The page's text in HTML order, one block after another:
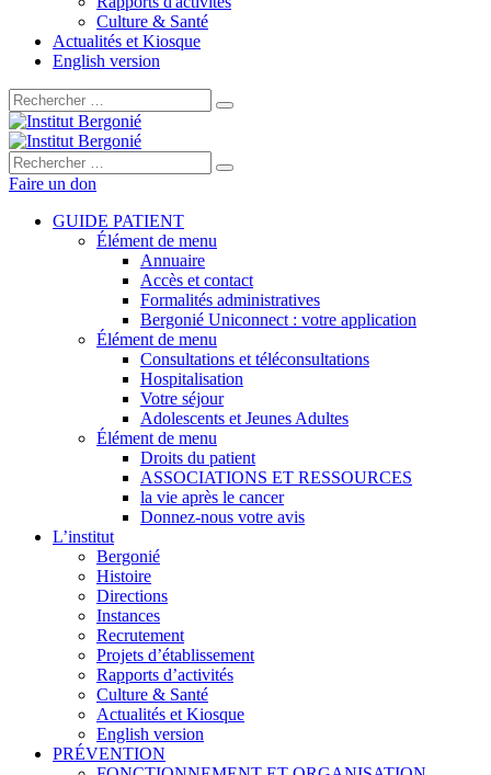
Culture & Santé
Actualités et Kiosque
English version
Rechercher :
Rechercher :
Faire un don
GUIDE PATIENT
Élément de menu
Annuaire
Accès et contact
Formalités administratives
Bergonié Uniconnect : votre application
Élément de menu
Consultations et téléconsultations
Hospitalisation
Votre séjour
Adolescents et Jeunes Adultes
Élément de menu
Droits du patient
ASSOCIATIONS ET RESSOURCES
la vie après le cancer
Donnez-nous votre avis
L’institut
Bergonié
Histoire
Directions
Instances
Recrutement
Projets d’établissement
Rapports d’activités
Culture & Santé
Actualités et Kiosque
English version
PRÉVENTION